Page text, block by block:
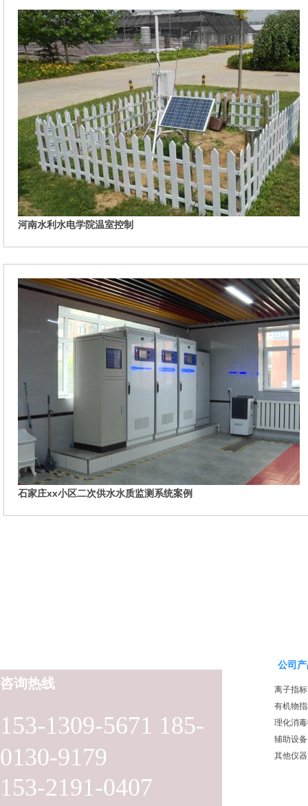
河南水利水电学院温室控制
石家庄xx小区二次供水水质监测系统案例
153-1309-5671 185-
0130-9179
153-2191-0407
咨询热线
公司
离子指标
有机物
理化消
辅助设备
其他仪器